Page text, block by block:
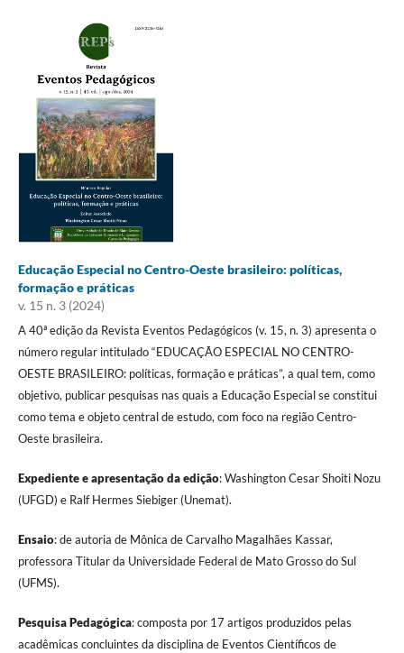
Educação Especial no Centro-Oeste brasileiro: políticas,
formação e práticas
v. 15 n. 3 (2024)
A 40ª edição da Revista Eventos Pedagógicos (v. 15, n. 3) apresenta o
número regular intitulado “EDUCAÇÃO ESPECIAL NO CENTRO-
OESTE BRASILEIRO: políticas, formação e práticas”, a qual tem, como
objetivo, publicar pesquisas nas quais a Educação Especial se constitui
como tema e objeto central de estudo, com foco na região Centro-
Oeste brasileira.
Expediente e apresentação da edição: Washington Cesar Shoiti Nozu
(UFGD) e Ralf Hermes Siebiger (Unemat).
Ensaio: de autoria de Mônica de Carvalho Magalhães Kassar,
professora Titular da Universidade Federal de Mato Grosso do Sul
(UFMS).
Pesquisa Pedagógica: composta por 17 artigos produzidos pelas
acadêmicas concluintes da disciplina de Eventos Científicos de